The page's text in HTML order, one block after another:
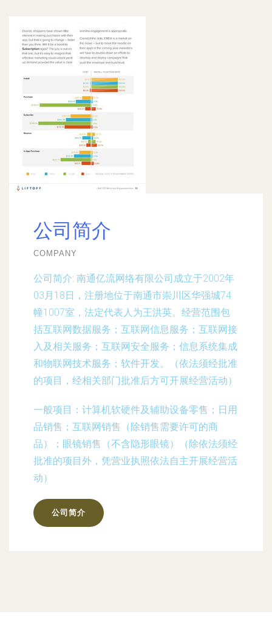
公司简介
COMPANY
公司简介: 南通亿流网络有限公司成立于2002年
03月18日，注册地位于南通市崇川区华强城74
幢1007室，法定代表人为王洪英。经营范围包
括互联网数据服务；互联网信息服务；互联网接
入及相关服务；互联网安全服务；信息系统集成
和物联网技术服务；软件开发。（依法须经批准
的项目，经相关部门批准后方可开展经营活动）
一般项目：计算机软硬件及辅助设备零售；日用
品销售；互联网销售（除销售需要许可的商
品）；眼镜销售（不含隐形眼镜）（除依法须经
批准的项目外，凭营业执照依法自主开展经营活
动）
公司简介